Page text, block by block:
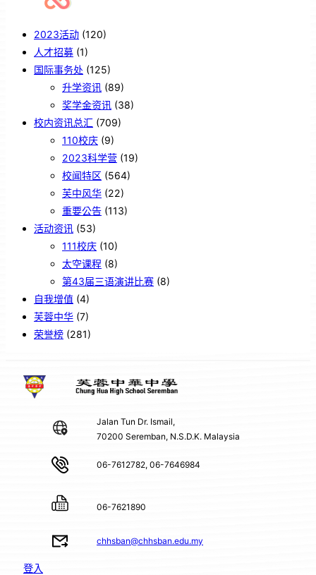
2023活动 (120)
人才招募 (1)
国际事务处 (125)
升学资讯 (89)
奖学金资讯 (38)
校内资讯总汇 (709)
110校庆 (9)
2023科学营 (19)
校闻特区 (564)
芙中风华 (22)
重要公告 (113)
活动资讯 (53)
111校庆 (10)
太空课程 (8)
第43届三语演讲比赛 (8)
自我增值 (4)
芙蓉中华 (7)
荣誉榜 (281)
Jalan Tun Dr. Ismail,
70200 Seremban, N.S.D.K. Malaysia
06-7612782, 06-7646984
06-7621890
chhsban@chhsban.edu.my
登入